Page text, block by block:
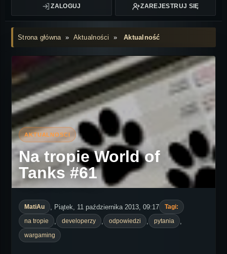
ZALOGUJ ZAREJESTRUJ SIĘ
Strona główna» Aktualności »Aktualność
Na tropie World of
Tanks #61
MatiAu , Piątek, 11 października 2013, 09:17
Tagi:
na tropie
developerzy odpowiedzi pytania
wargaming